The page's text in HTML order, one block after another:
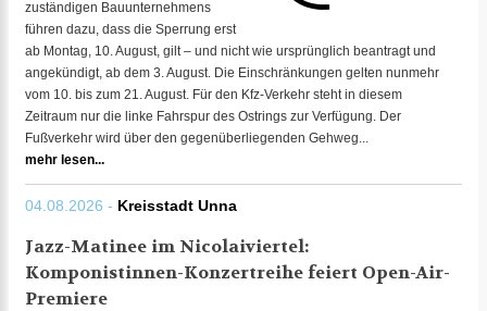
zuständigen Bauunternehmens
führen dazu, dass die Sperrung erst
ab Montag, 10. August, gilt – und nicht wie ursprünglich beantragt und
angekündigt, ab dem 3. August. Die Einschränkungen gelten nunmehr
vom 10. bis zum 21. August. Für den Kfz-Verkehr steht in diesem
Zeitraum nur die linke Fahrspur des Ostrings zur Verfügung. Der
Fußverkehr wird über den gegenüberliegenden Gehweg...
mehr lesen...
04.08.2026 - Kreisstadt Unna
Jazz-Matinee im Nicolaiviertel:
Komponistinnen-Konzertreihe feiert Open-Air-
Premiere